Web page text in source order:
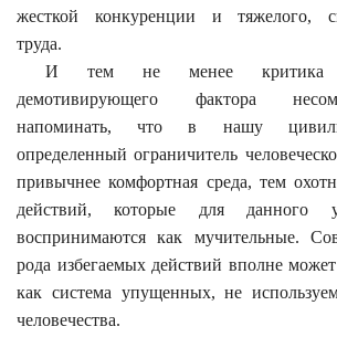
жесткой конкуренции и тяжелого,
труда.
И тем не менее критика
демотивирующего фактора
напоминать, что в нашу
определенный ограничитель
привычнее комфортная среда, тем
действий, которые для данного
воспринимаются как мучительные.
рода избегаемых действий вполне
как система упущенных, не
человечества.